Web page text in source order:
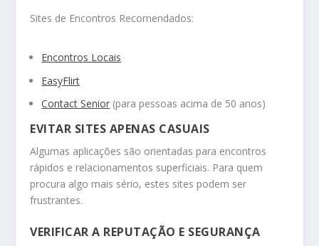
Sites de Encontros Recomendados:
Encontros Locais
EasyFlirt
Contact Senior (para pessoas acima de 50 anos)
EVITAR SITES APENAS CASUAIS
Algumas aplicações são orientadas para encontros
rápidos e relacionamentos superficiais. Para quem
procura algo mais sério, estes sites podem ser
frustrantes.
VERIFICAR A REPUTAÇÃO E SEGURANÇA